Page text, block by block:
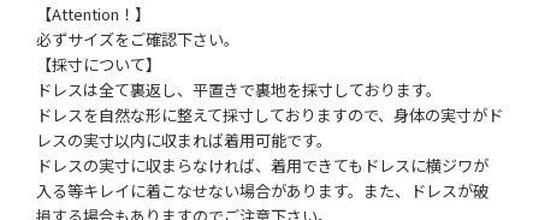
【Attention！】
必ずサイズをご確認下さい。
【採寸について】
ドレスは全て裏返し、平置きで裏地を採寸しております。
ドレスを自然な形に整えて採寸しておりますので、身体の実寸がド
レスの実寸以内に収まれば着用可能です。
ドレスの実寸に収まらなければ、着用できてもドレスに横ジワが
入る等キレイに着こなせない場合があります。また、ドレスが破